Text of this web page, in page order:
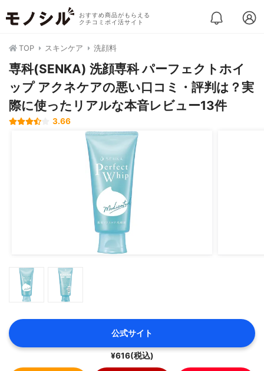
おすすめ商品がもらえる
クチコミポイ活サイト
TOP スキンケア 洗顔料
専科(SENKA) 洗顔専科 パーフェクトホイ
ップ アクネケアの悪い口コミ・評判は？実
際に使ったリアルな本音レビュー13件
3.66
公式サイト
¥616(税込)